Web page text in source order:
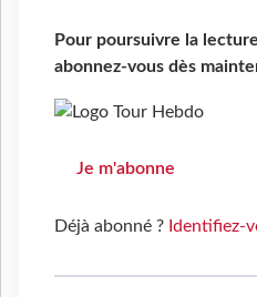
Pour poursuivre la
abonnez-vous dès
Je m'abonne
Déjà abonné ? Identifiez-